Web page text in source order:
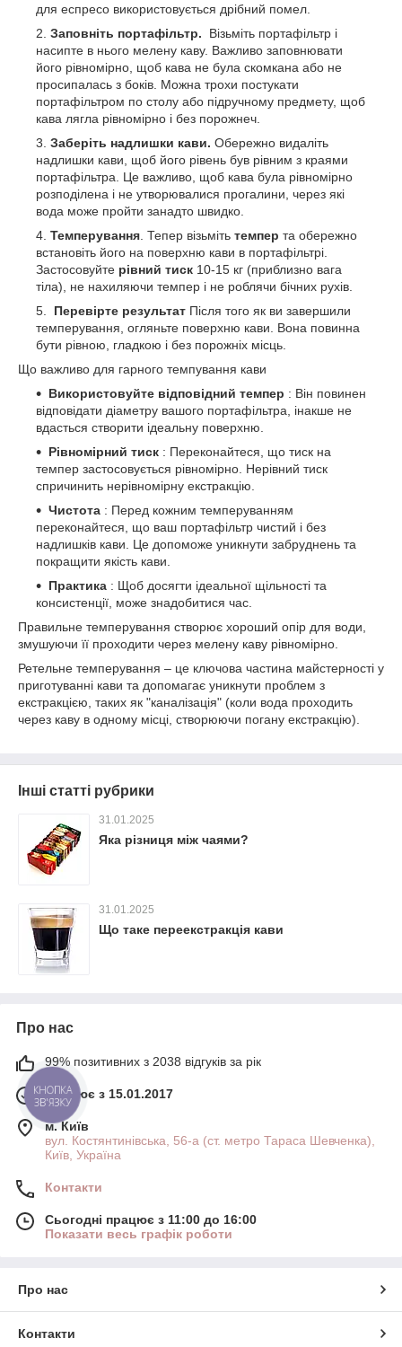
для еспресо використовується дрібний помел.
Заповніть портафільтр. Візьміть портафільтр і
насипте в нього мелену каву. Важливо заповнювати
його рівномірно, щоб кава не була скомкана або не
просипалась з боків. Можна трохи постукати
портафільтром по столу або підручному предмету, щоб
кава лягла рівномірно і без порожнеч.
Заберіть надлишки кави. Обережно видаліть
надлишки кави, щоб його рівень був рівним з краями
портафільтра. Це важливо, щоб кава була рівномірно
розподілена і не утворювалися прогалини, через які
вода може пройти занадто швидко.
Темперування . Тепер візьміть темпер та обережно
встановіть його на поверхню кави в портафільтрі.
Застосовуйте рівний тиск 10-15 кг (приблизно вага
тіла), не нахиляючи темпер і не роблячи бічних рухів.
Перевірте результат Після того як ви завершили
темперування, огляньте поверхню кави. Вона повинна
бути рівною, гладкою і без порожніх місць.
Що важливо для гарного темпування кави
Використовуйте відповідний темпер : Він повинен
відповідати діаметру вашого портафільтра, інакше не
вдасться створити ідеальну поверхню.
Рівномірний тиск : Переконайтеся, що тиск на
темпер застосовується рівномірно. Нерівний тиск
спричинить нерівномірну екстракцію.
Чистота : Перед кожним темперуванням
переконайтеся, що ваш портафільтр чистий і без
надлишків кави. Це допоможе уникнути забруднень та
покращити якість кави.
Практика : Щоб досягти ідеальної щільності та
консистенції, може знадобитися час.
Правильне темперування створює хороший опір для води,
змушуючи її проходити через мелену каву рівномірно.
Ретельне темперування – це ключова частина майстерності у
приготуванні кави та допомагає уникнути проблем з
екстракцією, таких як "каналізація" (коли вода проходить
через каву в одному місці, створюючи погану екстракцію).
Інші статті рубрики
31.01.2025
Яка різниця між чаями?
31.01.2025
Що таке переекстракція кави
Про нас
99% позитивних з 2038 відгуків за рік
Працює з 15.01.2017
м. Київ
вул. Костянтинівська, 56-а (ст. метро Тараса Шевченка),
Київ, Україна
Контакти
Сьогодні працює з 11:00 до 16:00
Показати весь графік роботи
Про нас
Контакти
КНОПКА
ЗВ'ЯЗКУ